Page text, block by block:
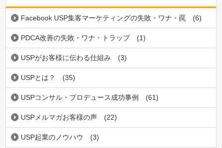
Facebook USP集客マーケティングの失敗・ワナ・罠 (6)
PDCA改善の失敗・ワナ・トラップ (1)
USPがお客様に伝わる仕組み (3)
USPとは？ (35)
USPコンサル・プロデュース成功事例 (61)
USPメルマガお客様の声 (22)
USP起業のノウハウ (3)